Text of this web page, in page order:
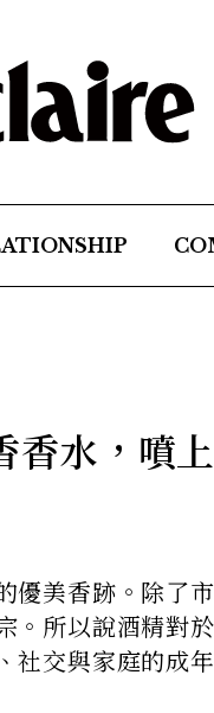
香水，噴
優美香跡。除了
。所以說酒精對
社交與家庭的成